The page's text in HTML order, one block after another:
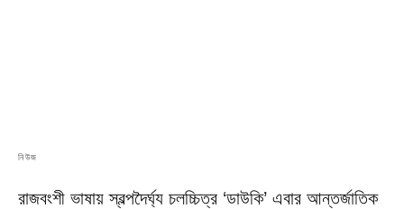
নিউজ
রাজবংশী ভাষায় স্বল্পদৈর্ঘ্য চলচ্চিত্র ‘ডাউকি’ এবার আন্তর্জাতিক